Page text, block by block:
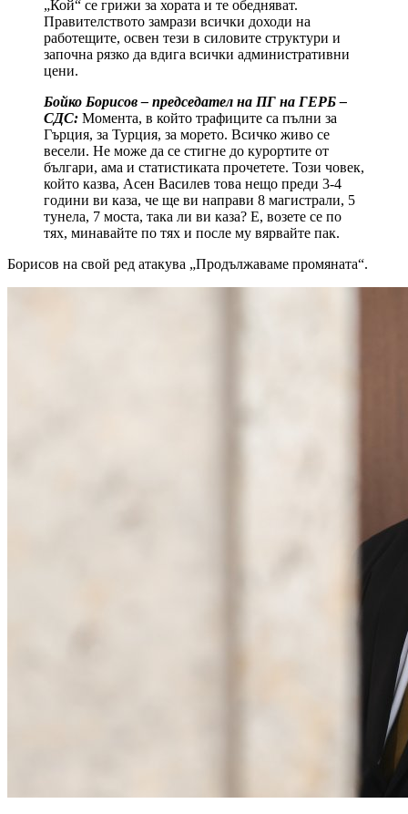
„Кой“ се грижи за хората и те обедняват.
Правителството замрази всички доходи на
работещите, освен тези в силовите структури и
започна рязко да вдига всички административни
цени.
Бойко Борисов – председател на ПГ на ГЕРБ –
СДС: Момента, в който трафиците са пълни за
Гърция, за Турция, за морето. Всичко живо се
весели. Не може да се стигне до курортите от
българи, ама и статистиката прочетете. Този човек,
който казва, Асен Василев това нещо преди 3-4
години ви каза, че ще ви направи 8 магистрали, 5
тунела, 7 моста, така ли ви каза? Е, возете се по
тях, минавайте по тях и после му вярвайте пак.
Борисов на свой ред атакува „Продължаваме промяната“.